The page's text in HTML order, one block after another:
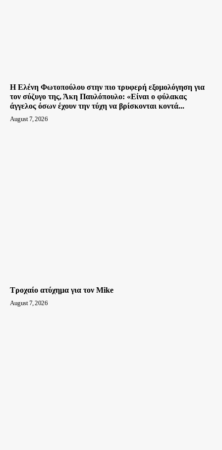
Η Ελένη Φωτοπούλου στην πιο τρυφερή εξομολόγηση για
τον σύζυγο της, Άκη Παυλόπουλο: «Είναι ο φύλακας
άγγελος όσων έχουν την τύχη να βρίσκονται κοντά...
August 7, 2026
Τροχαίο ατύχημα για τον Mike
August 7, 2026